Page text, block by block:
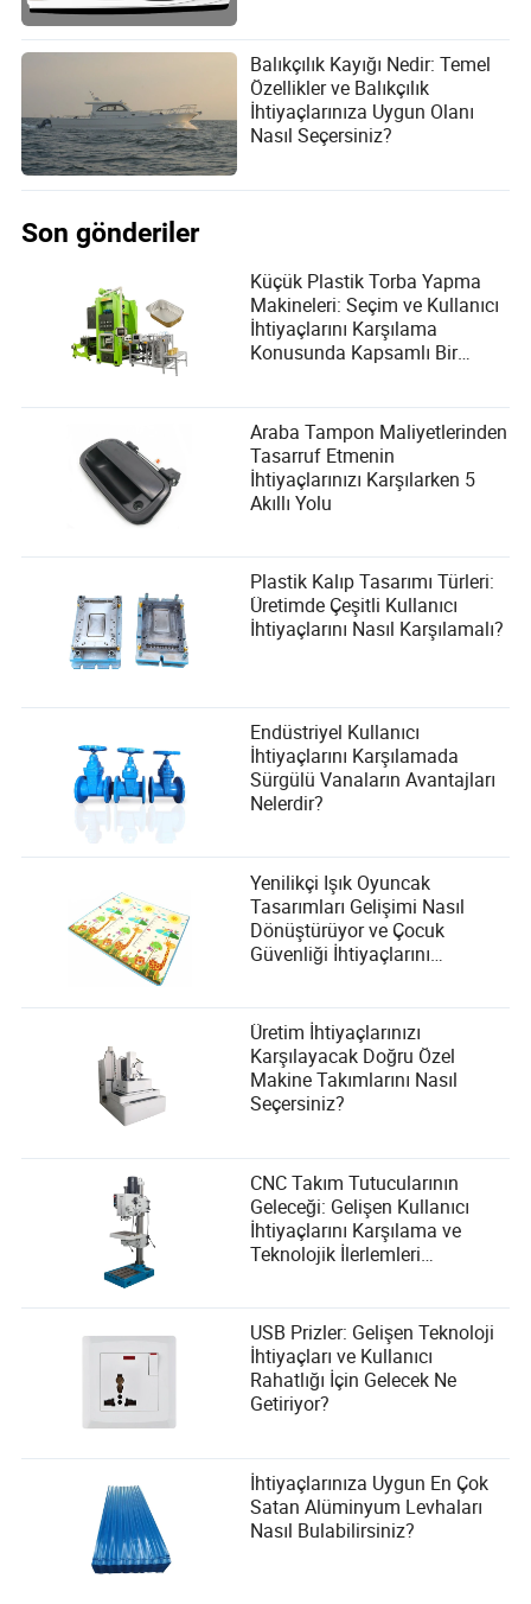
Balıkçılık Kayığı Nedir: Temel
Özellikler ve Balıkçılık
İhtiyaçlarınıza Uygun Olanı
Nasıl Seçersiniz?
Son gönderiler
Küçük Plastik Torba Yapma
Makineleri: Seçim ve Kullanıcı
İhtiyaçlarını Karşılama
Konusunda Kapsamlı Bir
Araba Tampon Maliyetlerinden
Tasarruf Etmenin
İhtiyaçlarınızı Karşılarken 5
Akıllı Yolu
Plastik Kalıp Tasarımı Türleri:
Üretimde Çeşitli Kullanıcı
İhtiyaçlarını Nasıl Karşılamalı?
Endüstriyel Kullanıcı
İhtiyaçlarını Karşılamada
Sürgülü Vanaların Avantajları
Nelerdir?
Yenilikçi Işık Oyuncak
Tasarımları Gelişimi Nasıl
Dönüştürüyor ve Çocuk
Güvenliği İhtiyaçlarını
Üretim İhtiyaçlarınızı
Karşılayacak Doğru Özel
Makine Takımlarını Nasıl
Seçersiniz?
CNC Takım Tutucularının
Geleceği: Gelişen Kullanıcı
İhtiyaçlarını Karşılama ve
Teknolojik İlerlemleri
USB Prizler: Gelişen Teknoloji
İhtiyaçları ve Kullanıcı
Rahatlığı İçin Gelecek Ne
Getiriyor?
İhtiyaçlarınıza Uygun En Çok
Satan Alüminyum Levhaları
Nasıl Bulabilirsiniz?